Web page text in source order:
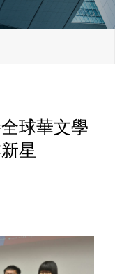
球華文學
星